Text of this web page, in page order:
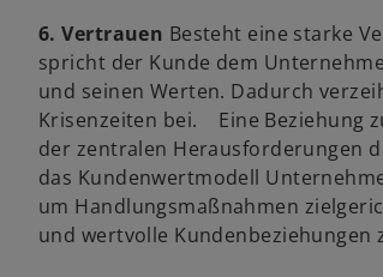
6. Vertrauen Besteht eine starke
spricht der Kunde dem
und seinen Werten. Dadurch
Krisenzeiten bei. Eine Beziehung
der zentralen Herausforderungen
das Kundenwertmodell
um Handlungsmaßnahmen
und wertvolle Kundenbeziehungen